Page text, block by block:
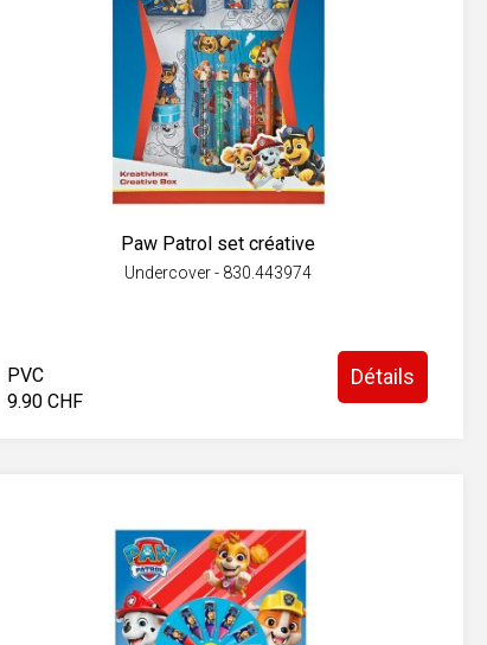
Paw Patrol set créative
Undercover - 830.443974
PVC
9.90 CHF
Détails